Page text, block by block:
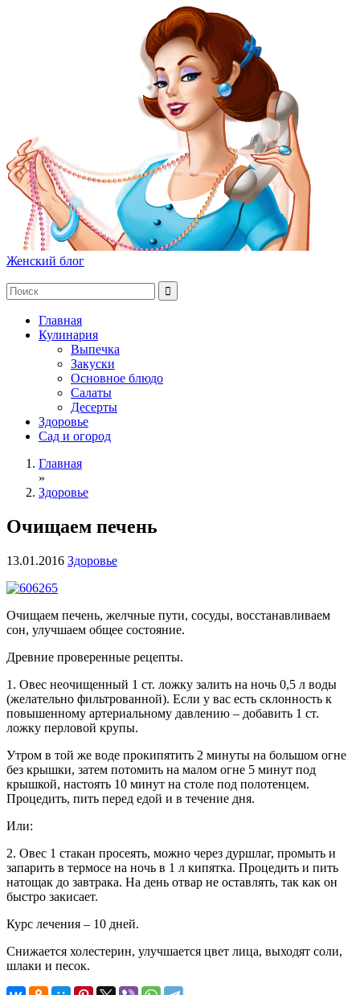
Женский блог
Главная
Кулинария
Выпечка
Закуски
Основное блюдо
Салаты
Десерты
Здоровье
Сад и огород
Главная
»
Здоровье
Очищаем печень
13.01.2016 Здоровье
Очищаем печень, желчные пути, сосуды, восстанавливаем
сон, улучшаем общее состояние.
Древние проверенные рецепты.
1. Овес неочищенный 1 ст. ложку залить на ночь 0,5 л воды
(желательно фильтрованной). Если у вас есть склонность к
повышенному артериальному давлению – добавить 1 ст.
ложку перловой крупы.
Утром в той же воде прокипятить 2 минуты на большом огне
без крышки, затем потомить на малом огне 5 минут под
крышкой, настоять 10 минут на столе под полотенцем.
Процедить, пить перед едой и в течение дня.
Или:
2. Овес 1 стакан просеять, можно через дуршлаг, промыть и
запарить в термосе на ночь в 1 л кипятка. Процедить и пить
натощак до завтрака. На день отвар не оставлять, так как он
быстро закисает.
Курс лечения – 10 дней.
Снижается холестерин, улучшается цвет лица, выходят соли,
шлаки и песок.